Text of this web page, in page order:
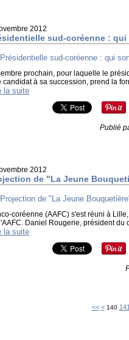
2012
sud-coréenne :
prochain, pour laquelle le
candidat à sa succession, prend la
la suite
Publié
2012
de "La Jeune
coréenne (AAFC) s'est réuni à
Daniel Rougerie, président du
la suite
<< < 100
110
120
130
140 141